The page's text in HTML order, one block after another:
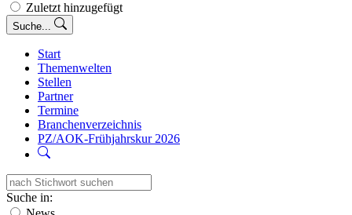
Zuletzt hinzugefügt
Suche...
Start
Themenwelten
Stellen
Partner
Termine
Branchenverzeichnis
PZ/AOK-Frühjahrskur 2026
Suche in: